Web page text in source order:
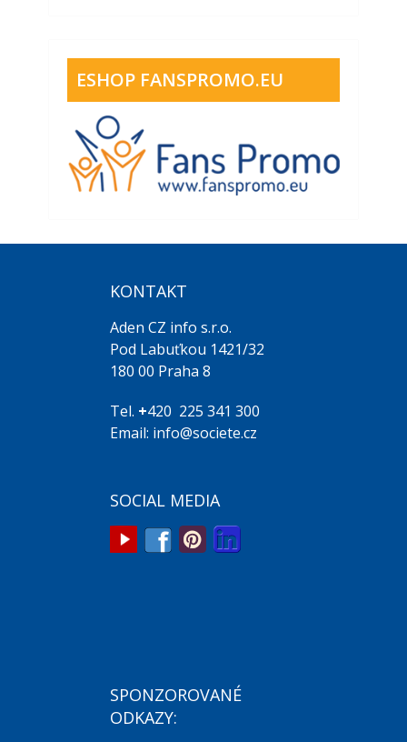
ESHOP FANSPROMO.EU
KONTAKT
Aden CZ info s.r.o.
Pod Labuťkou 1421/32
180 00 Praha 8
Tel. +420 225 341 300
Email: info@societe.cz
SOCIAL MEDIA
SPONZOROVANÉ
ODKAZY: